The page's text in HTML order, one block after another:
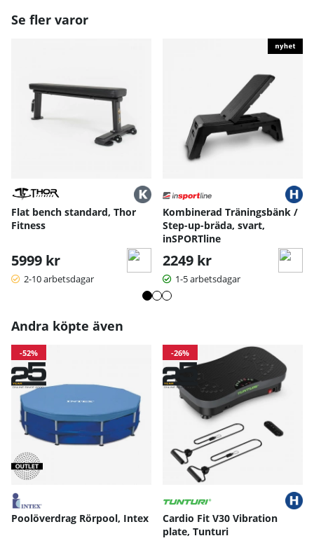
Se fler varor
Flat bench standard, Thor
Fitness
5999 kr
2-10 arbetsdagar
Kombinerad Träningsbänk /
Step-up-bräda, svart,
inSPORTline
2249 kr
1-5 arbetsdagar
Andra köpte även
-52%
Poolöverdrag Rörpool, Intex
-26%
Cardio Fit V30 Vibration
plate, Tunturi